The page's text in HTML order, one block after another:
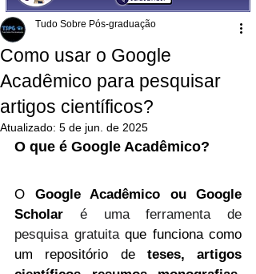
Como usar o Google
Acadêmico para pesquisar
artigos científicos?
Tudo Sobre Pós-graduação
Atualizado: 5 de jun. de 2025
O que é Google Acadêmico?
O Google Acadêmico ou Google
Scholar
é uma ferramenta de
pesquisa gratuita que funciona como
um repositório de teses, artigos